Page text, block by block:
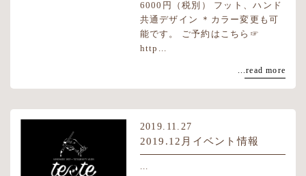
6000円（税別） フット、ハンド
共通デザイン ＊カラー変更も可
能です。 ご予約はこちら☞
http...
...read more
2019.11.27
2019.12月イベント情報
...